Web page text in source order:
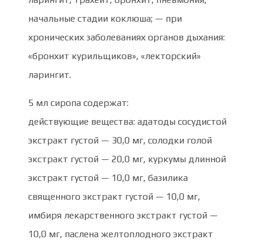
начальные стадии коклюша; — при
хронических заболеваниях органов дыхания:
«бронхит курильщиков», «лекторский»
ларингит.
5 мл сиропа содержат:
действующие вещества: адатоды сосудистой
экстракт густой — 30,0 мг, солодки голой
экстракт густой — 20,0 мг, куркумы длинной
экстракт густой — 10,0 мг, базилика
священного экстракт густой — 10,0 мг,
имбиря лекарственного экстракт густой —
10,0 мг, паслена желтоплодного экстракт